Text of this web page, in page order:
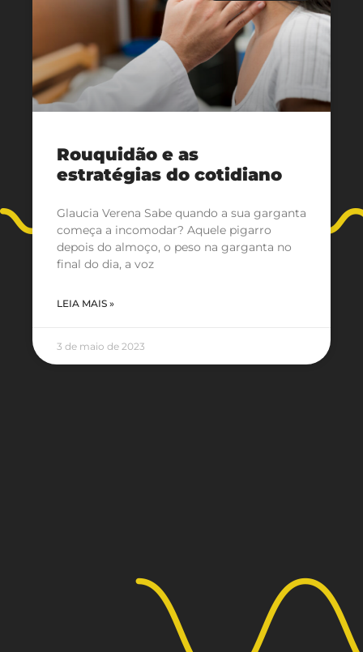
Rouquidão e as
estratégias do cotidiano
Glaucia Verena Sabe quando a sua garganta
começa a incomodar? Aquele pigarro
depois do almoço, o peso na garganta no
final do dia, a voz
LEIA MAIS »
3 de maio de 2023